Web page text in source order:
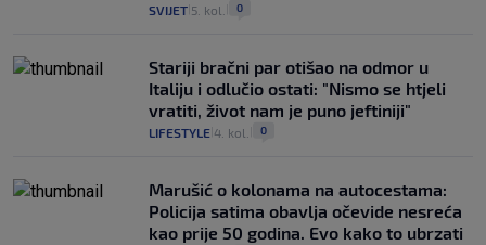
SVIJET 5. kol. 0
Stariji bračni par otišao na odmor u
Italiju i odlučio ostati: "Nismo se htjeli
vratiti, život nam je puno jeftiniji"
LIFESTYLE 4. kol. 0
Marušić o kolonama na autocestama:
Policija satima obavlja očevide nesreća
kao prije 50 godina. Evo kako to ubrzati